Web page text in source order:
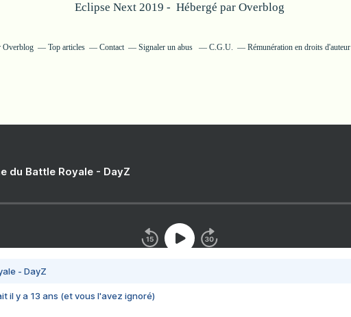
Eclipse Next 2019 - Hébergé par Overblog
Overblog Top articles Contact Signaler un abus C.G.U. Rémunération en droits d'auteur
du Battle Royale - DayZ
- DayZ
il y a 13 ans (et vous l'avez ignoré)